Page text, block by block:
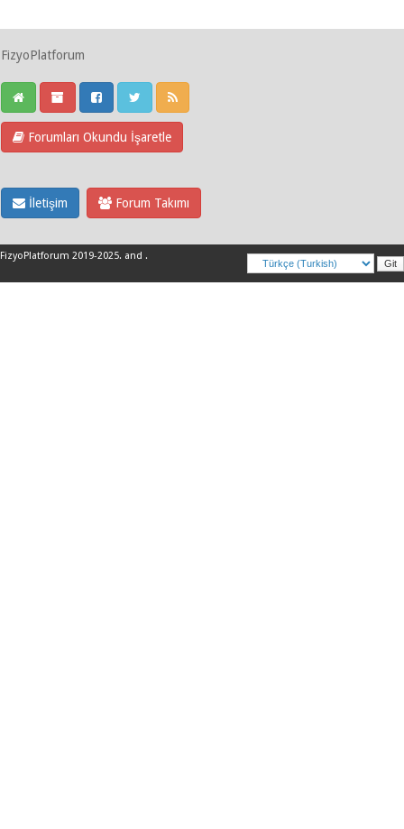
FizyoPlatforum
Forumları Okundu İşaretle
İletişim Forum Takımı
FizyoPlatforum 2019-2025. and .